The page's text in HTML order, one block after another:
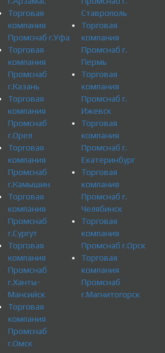
Торговая
компания
Промснаб г.Уфа
Торговая
компания
Промснаб
г.Казань
Торговая
компания
Промснаб
г.Орел
Торговая
компания
Промснаб
г.Камышин
Торговая
компания
Промснаб
г.Сургут
Торговая
компания
Промснаб
г.Ханты-
Мансийск
Торговая
компания
Промснаб
г.Омск
Ставрополь
Торговая
компания
Промснаб г.
Пермь
Торговая
компания
Промснаб г.
Ижевск
Торговая
компания
Промснаб г.
Екатеринбург
Торговая
компания
Промснаб г.
Челябинск
Торговая
компания
Промснаб г.Орск
Торговая
компания
Промснаб
г.Магнитогорск